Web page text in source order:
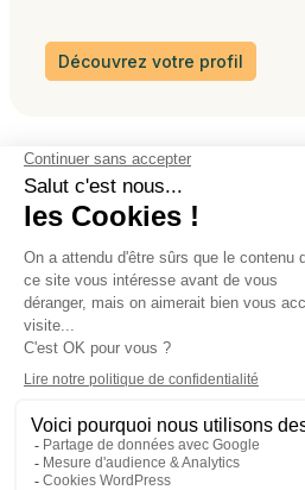
Découvrez votre profil
Les formations
Facebook